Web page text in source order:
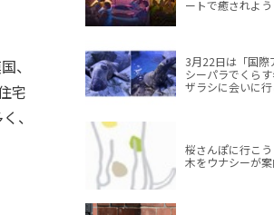
、
宅
、
ートで癒されよう
3月22日は「国際
シーパラでくら
ザラシに会いに行
桜さんぽに行こ
木をウナシーが